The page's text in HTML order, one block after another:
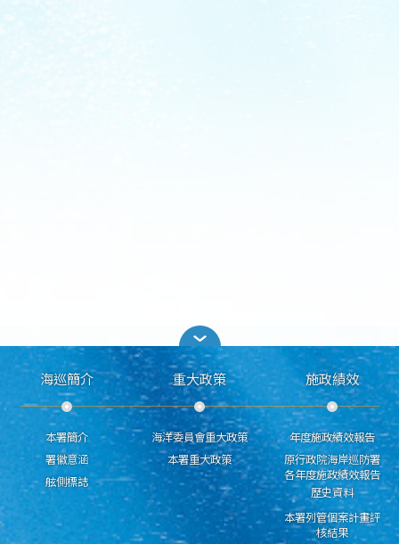
海巡簡介
本署簡介
署徽意涵
舷側標誌
重大政策
海洋委員會重大政策
本署重大政策
施政績效
年度施政績效報告
原行政院海岸巡防署
各年度施政績效報告
歷史資料
本署列管個案計畫評
核結果